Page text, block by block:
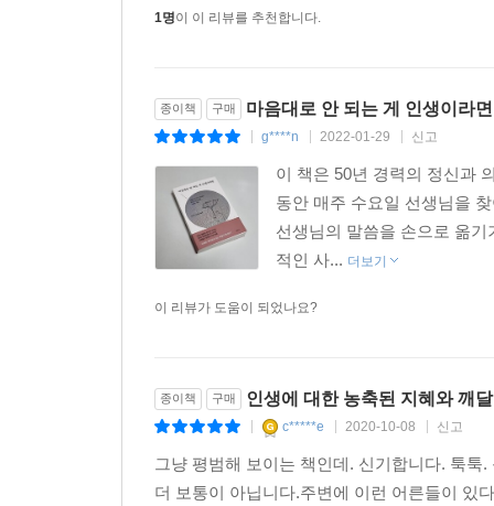
1명이 이 리뷰를 추천합니다.
종이책 구매 마음대로 안 되는 게 인생이라면
g****n 2022-01-29 신고
이 책은 50년 경력의 정신과
동안 매주 수요일 선생님을
선생님의 말씀을 손으로 옮
적인 사... 더보기
이 리뷰가 도움이 되었나요?
종이책 구매 인생에 대한 농축된 지혜와 깨
c*****e 2020-10-08 신고
그냥 평범해 보이는 책인데. 신기합니다. 툭
더 보통이 아닙니다.주변에 이런 어른들이 있